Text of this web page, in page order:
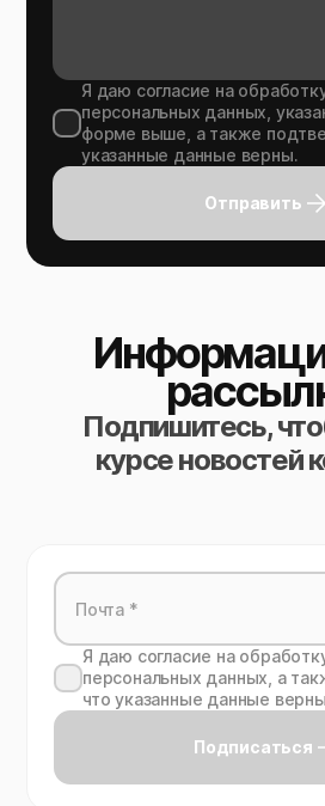
Я даю согласие на
персональных данных,
форме выше, а также
указанные данные верны.
Отправить
Подпишитесь,
курсе новостей
Я даю согласие на
персональных данных, а
что указанные данные
Подписаться